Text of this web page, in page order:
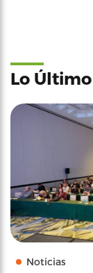
Lo Último
Noticias